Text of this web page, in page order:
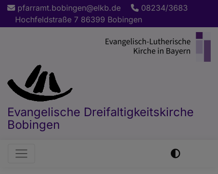
Direkt
Inhalt
pfarramt.bobingen@elkb.de
08234/3683
Hochfeldstraße 7 86399 Bobingen
Evangelische Dreifaltigkeitskirche
Bobingen
Hauptnavigation